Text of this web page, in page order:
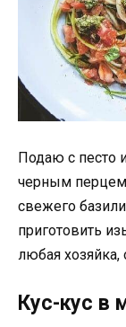
Подаю с песто
черным
свежего
приготовить
любая хозяйка,
Кус-кус в